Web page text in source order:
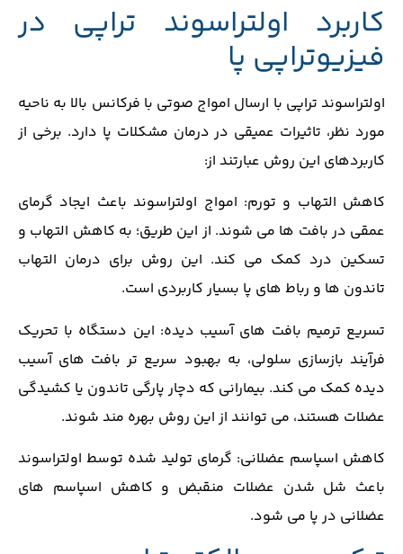
کاربرد اولتراسوند تراپی در
فیزیوتراپی پا
اولتراسوند تراپی با ارسال امواج صوتی با فرکانس بالا به ناحیه
مورد نظر، تاثیرات عمیقی در درمان مشکلات پا دارد. برخی از
کاربردهای این روش عبارتند از:
کاهش التهاب و تورم: امواج اولتراسوند باعث ایجاد گرمای
عمقی در بافت ‌ها می ‌شوند. از این طریق؛ به کاهش التهاب و
تسکین درد کمک می‌ کند. این روش برای درمان التهاب
تاندون‌ ها و رباط ‌های پا بسیار کاربردی است.
تسریع ترمیم بافت ‌های آسیب ‌دیده: این دستگاه با تحریک
فرآیند بازسازی سلولی، به بهبود سریع‌ تر بافت‌ های آسیب
‌دیده کمک می ‌کند. بیمارانی که دچار پارگی تاندون یا کشیدگی
عضلات هستند، می‌ توانند از این روش بهره ‌مند شوند.
کاهش اسپاسم عضلانی: گرمای تولید شده توسط اولتراسوند
باعث شل شدن عضلات منقبض و کاهش اسپاسم ‌های
عضلانی در پا می‌ شود.